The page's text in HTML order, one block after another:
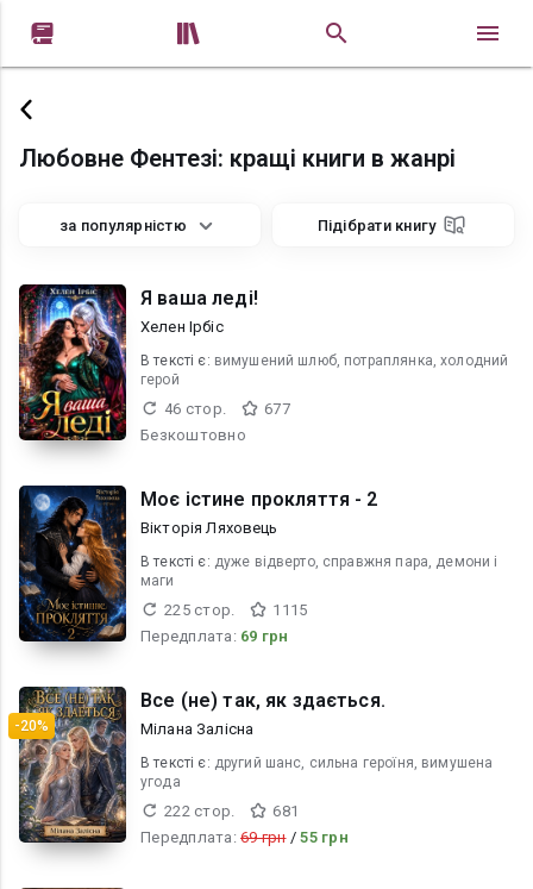
 
Любовне Фентезі: кращі книги в жанрі
за популярністю Підібрати книгу
Я ваша леді!
Хелен Ірбіс
В текcті є: вимушений шлюб, потраплянка, холодний
герой
46 стор.
677
Безкоштовно
Моє істине прокляття - 2
Вікторія Ляховець
В текcті є: дуже відверто, справжня пара, демони і
маги
225 стор.
1115
Передплата: 69 грн
-20%
Все (не) так, як здається.
Мілана Залісна
В текcті є: другий шанс, сильна героїня, вимушена
угода
222 стор.
681
Передплата: 69 грн/55 грн